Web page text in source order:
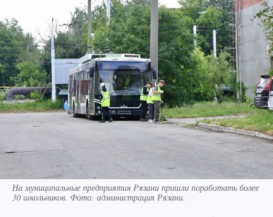
На муниципальные предприятия Рязани пришли поработать более
30 школьников. Фото: администрация Рязани.